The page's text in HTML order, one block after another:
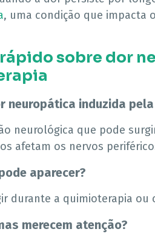
, uma condição que impacta
sobre dor
neuropática induzida
neurológica que pode
afetam os nervos
aparecer?
durante a quimioterapia
merecem atenção?